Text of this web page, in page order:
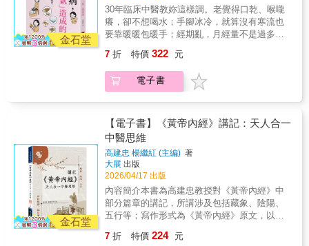
的徵兆； 怎知自己氣血夠不夠？有四招能目
測。 怎麼補？吃桑葚、桂圓或山藥，或用人參
泡茶喝（但須多喝水）。 不孕症患者調好氣
血，再搭配跳繩，能改善內分泌、促進卵泡發
身精氣所在，對女性的影響更大於男性， 常說
的人老珠黃、老眼昏花，就是說腎虛的人。 可
以煮白米粥，加上適量的蓮子、百合和藕；覺
可以選哪一種？◎辨體質，胖有胖的方法，瘦
有瘦的解方： 同款養生茶，有人越喝越美，妳
卻越喝越憔悴？ 因為人的體質共分為九種，不
同體質吃法大不同， 本書舉出最常見的氣虛、
陽虛和濕熱，告訴妳該怎麼針對個人體質進
補。◎修好心，不生氣，女性專用的終極養生
法： 女性的病，99％都是氣出來的， 因為怒傷
肝、驚傷腎、悲傷肺、思傷脾，情緒多變，月
泡薑黃茶，可疏肝解鬱。 多按按乳房正中間的
金石堂
30年臨床中醫教妳這樣調。老覺得口乾、喉嚨
癢，卻不想喝水；手腳冰冷，就算沒有寒流也
要靠暖暖包暖手；經期亂，月經量不是過多，
也不常說話（大家口中的冰山美人），喉嚨卻
常發炎。這些婦科問題雖然稱不上病，總是在
青春期、妊娠期、更年期甚至到老年期，困擾
病，99%都是「氣」造成的，因此他自創四步
養生法：調氣血、養好陰、辨體質、修好心
（不生氣），讓女人不論在任何年齡，都被
讚：「哇，妳都沒變耶，還是一樣年輕。」◎
調氣血，人參、山藥效果佳，外加跳繩來幫
的徵兆； 怎知自己氣血夠不夠？有四招能目
測。 怎麼補？吃桑葚、桂圓或山藥，或用人參
泡茶喝（但須多喝水）。 不孕症患者調好氣
血，再搭配跳繩，能改善內分泌、促進卵泡發
7 折 特價 322 元
電子書
金石堂
【電子書】《黃帝內經》講記：天人合一
中醫思維
高建忠 楊繼紅 (主編) 著
大展 出版
2026/04/17 出版
內容簡介本書為高建忠教授對《黃帝內經》中
部分篇章的講記，所講涉及包括藏象、陰陽、
五行等；寫作形式為《黃帝內經》原文，以及
案例，使晦澀難懂的文言文變成通俗易懂的白
7 折 特價 224 元